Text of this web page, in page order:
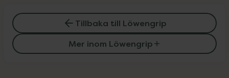
Tillbaka till Löwengrip
Mer inom Löwengrip